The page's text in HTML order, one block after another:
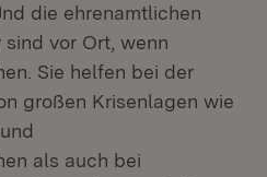
die ehrenamtlichen
vor Ort, wenn
Sie helfen bei der
großen Krisenlagen wie
und
als auch bei